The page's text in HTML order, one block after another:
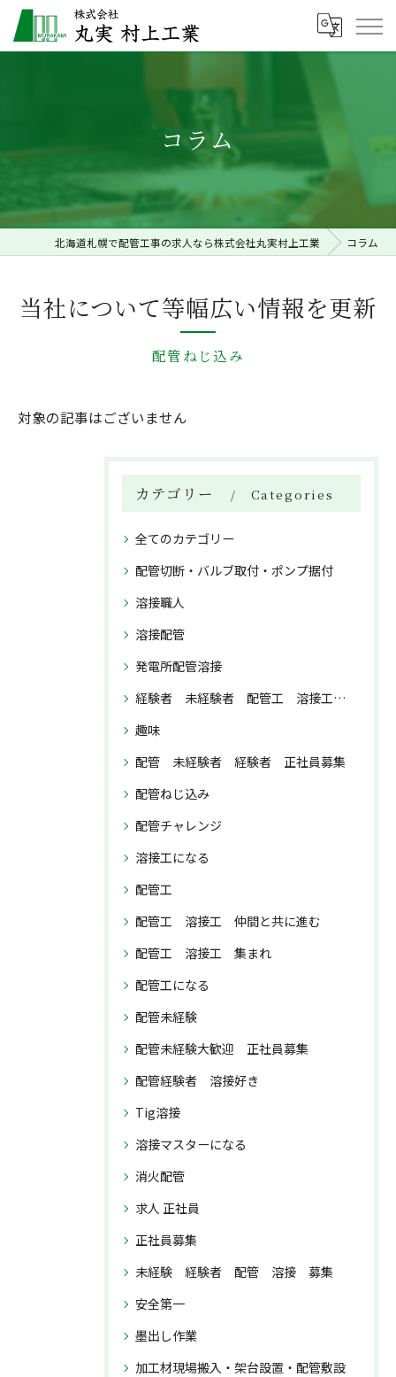
コラム
北海道札幌で配管工事の求人なら株式会社丸実村上工業 コラム
当社について等幅広い情報を更新
配管ねじ込み
対象の記事はございません
カテゴリー Categories
全てのカテゴリー
配管切断・バルブ取付・ポンプ据付
溶接職人
溶接配管
発電所配管溶接
経験者 未経験者 配管工 溶接工 正社員募集
趣味
配管 未経験者 経験者 正社員募集
配管ねじ込み
配管チャレンジ
溶接工になる
配管工
配管工 溶接工 仲間と共に進む
配管工 溶接工 集まれ
配管工になる
配管未経験
配管未経験大歓迎 正社員募集
配管経験者 溶接好き
Tig溶接
溶接マスターになる
消火配管
求人 正社員
正社員募集
未経験 経験者 配管 溶接 募集
安全第一
墨出し作業
加工材現場搬入・架台設置・配管敷設